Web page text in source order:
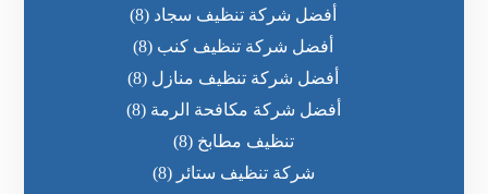
أفضل شركة تنظيف سجاد (8)
أفضل شركة تنظيف كنب (8)
أفضل شركة تنظيف منازل (8)
أفضل شركة مكافحة الرمة (8)
تنظيف مطابخ (8)
شركة تنظيف ستائر (8)